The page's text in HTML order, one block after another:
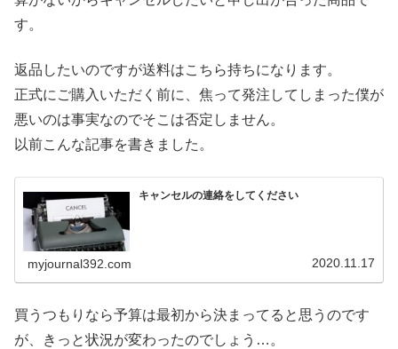
す。
返品したいのですが送料はこちら持ちになります。
正式にご購入いただく前に、焦って発注してしまった僕が
悪いのは事実なのでそこは否定しません。
以前こんな記事を書きました。
キャンセルの連絡をしてください
myjournal392.com 2020.11.17
買うつもりなら予算は最初から決まってると思うのです
が、きっと状況が変わったのでしょう…。